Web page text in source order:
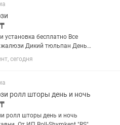
бесплатно Все
тюльпан День
Ролл шторый Двоичный
Вертикальные
на пульту )
сегодня
ролл шторы день и ночь
ролл шторы день и ночь